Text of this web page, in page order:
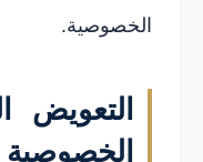
الخصوصية.
التعويض
الخصوصية